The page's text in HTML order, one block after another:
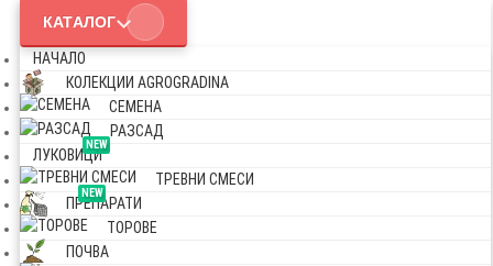
КАТАЛОГ
НАЧАЛО
КОЛЕКЦИИ AGROGRADINA
СЕМЕНА
РАЗСАД
NEW
ЛУКОВИЦИ
ТРЕВНИ СМЕСИ
NEW
ПРЕПАРАТИ
ТОРОВЕ
ПОЧВА